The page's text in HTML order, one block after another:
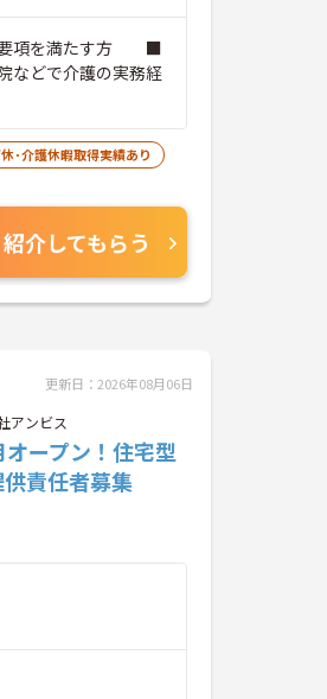
要項を満たす方 ■
などで介護の実務経
･介護休暇取得実績あり
紹介してもらう
更新日：2026年08月06日
アンビス
ープン！住宅型
責任者募集